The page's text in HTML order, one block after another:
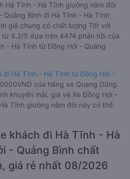
Hà Tĩnh - Hà Tĩnh giường nằm đôi
Bình đi Hà Tĩnh - Hà Tĩnh
giá chung có chất lượng Tốt với
4.2/5 dựa trên 4474 phản hồi của
- Hà Tĩnh từ Đồng Hới - Quảng
đi Hà Tĩnh - Hà Tĩnh từ Đồng Hới -
của hãng xe Quang Dũng.
khuyến mãi, giá vé Xe Đồng Hới -
Tĩnh giường nằm đôi này có thể
khách đi Hà Tĩnh - Hà
- Quảng Bình chất
giá rẻ nhất 08/2026